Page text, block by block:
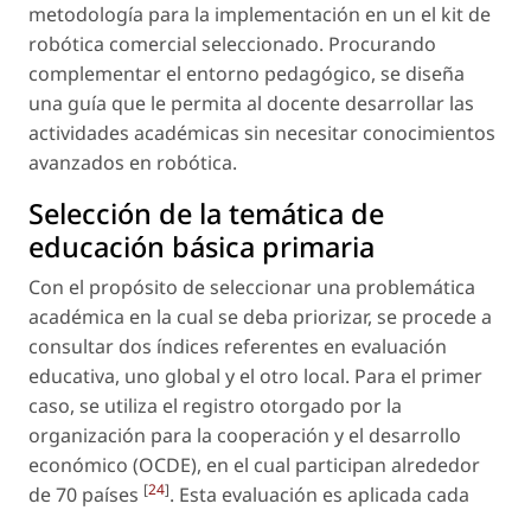
metodología para la implementación en un el kit de
robótica comercial seleccionado. Procurando
complementar el entorno pedagógico, se diseña
una guía que le permita al docente desarrollar las
actividades académicas sin necesitar conocimientos
avanzados en robótica.
Selección de la temática de
educación básica primaria
Con el propósito de seleccionar una problemática
académica en la cual se deba priorizar, se procede a
consultar dos índices referentes en evaluación
educativa, uno global y el otro local. Para el primer
caso, se utiliza el registro otorgado por la
organización para la cooperación y el desarrollo
económico (OCDE), en el cual participan alrededor
de 70 países [24]. Esta evaluación es aplicada cada